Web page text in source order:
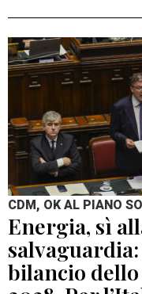
CDM, OK AL PIANO
Energia, sì
bilancio dello